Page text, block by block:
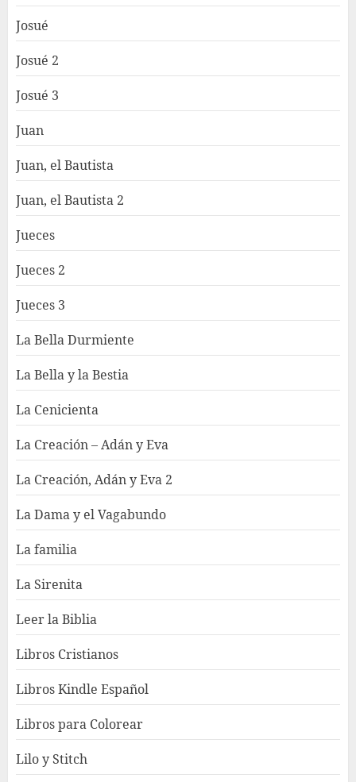
Josué
Josué 2
Josué 3
Juan
Juan, el Bautista
Juan, el Bautista 2
Jueces
Jueces 2
Jueces 3
La Bella Durmiente
La Bella y la Bestia
La Cenicienta
La Creación – Adán y Eva
La Creación, Adán y Eva 2
La Dama y el Vagabundo
La familia
La Sirenita
Leer la Biblia
Libros Cristianos
Libros Kindle Español
Libros para Colorear
Lilo y Stitch